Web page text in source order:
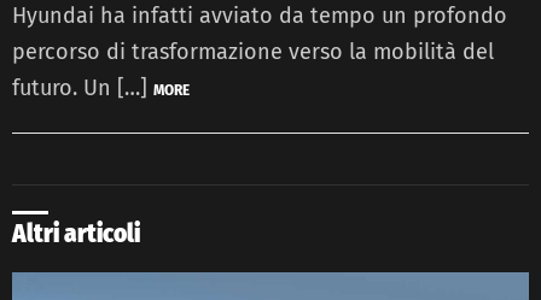
Hyundai ha infatti avviato da tempo un profondo
percorso di trasformazione verso la mobilità del
futuro. Un […] MORE
Altri articoli